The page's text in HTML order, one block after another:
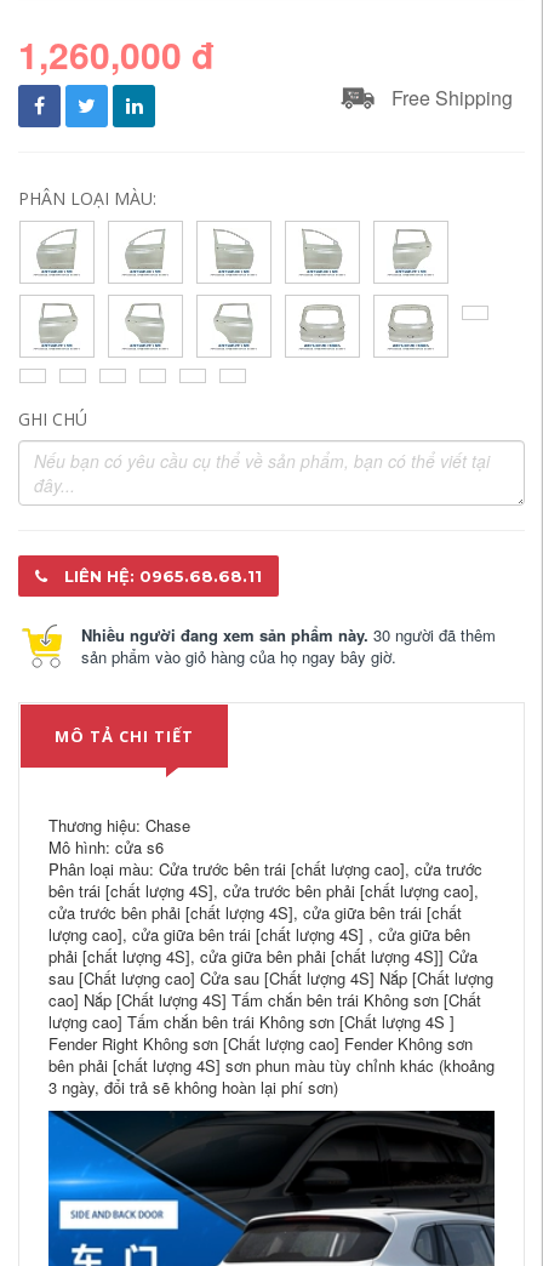
1,260,000 đ
Free Shipping
PHÂN LOẠI MÀU:
GHI CHÚ
LIÊN HỆ: 0965.68.68.11
Nhiều người đang xem sản phẩm này. 30 người đã thêm
sản phẩm vào giỏ hàng của họ ngay bây giờ.
MÔ TẢ CHI TIẾT
Thương hiệu: Chase
Mô hình: cửa s6
Phân loại màu: Cửa trước bên trái [chất lượng cao], cửa trước
bên trái [chất lượng 4S], cửa trước bên phải [chất lượng cao],
cửa trước bên phải [chất lượng 4S], cửa giữa bên trái [chất
lượng cao], cửa giữa bên trái [chất lượng 4S] , cửa giữa bên
phải [chất lượng 4S], cửa giữa bên phải [chất lượng 4S]] Cửa
sau [Chất lượng cao] Cửa sau [Chất lượng 4S] Nắp [Chất lượng
cao] Nắp [Chất lượng 4S] Tấm chắn bên trái Không sơn [Chất
lượng cao] Tấm chắn bên trái Không sơn [Chất lượng 4S ]
Fender Right Không sơn [Chất lượng cao] Fender Không sơn
bên phải [chất lượng 4S] sơn phun màu tùy chỉnh khác (khoảng
3 ngày, đổi trả sẽ không hoàn lại phí sơn)